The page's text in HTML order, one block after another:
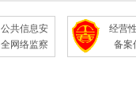
公共信息安
全网络监察
经营
备案